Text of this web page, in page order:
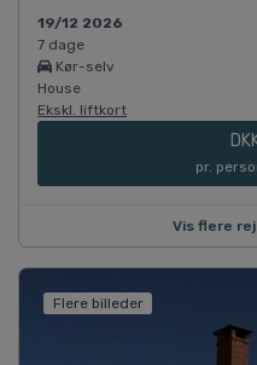
19/12 2026
7 dage
Kør-selv
House
Ekskl. liftkort
pr.
Vis flere
Flere billeder